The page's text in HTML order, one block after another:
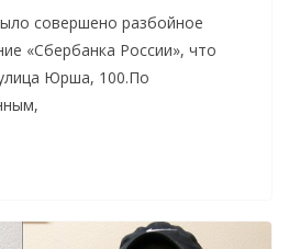
совершено разбойное
«Сбербанка России», что
Юрша, 100.По